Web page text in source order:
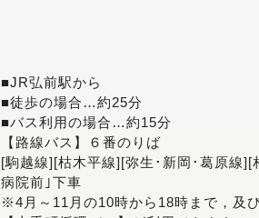
■JR弘前駅から
■徒歩の場合…約25分
■バス利用の場合…約15分
【路線バス】６番のりば
[駒越線][枯木平線][弥生･新岡･葛原線
病院前｣下車
※4月～11月の10時から18時まで，及